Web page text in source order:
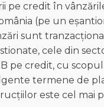
pe credit în
(pe un
sunt
cele din
pe credit, cu
termene de
este cel mai